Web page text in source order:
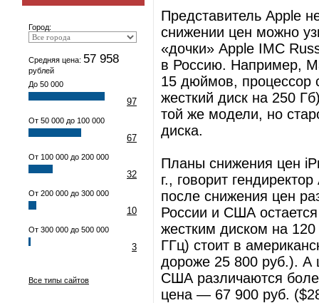
Город:
Средняя цена: 57 958
рублей
До 50 000
97
От 50 000 до 100 000
67
От 100 000 до 200 000
32
От 200 000 до 300 000
10
От 300 000 до 500 000
3
Все типы сайтов
Представитель Apple
снижении цен можно
«дочки» Apple IMC
в Россию. Например,
15 дюймов, процессор
жесткий диск на 250
той же модели, но
диска.
Планы снижения цен
г., говорит
после снижения цен
России и США
жестким диском на 120
ГГц) стоит в
дороже 25 800 руб.). А
США различаются
цена — 67 900 руб.